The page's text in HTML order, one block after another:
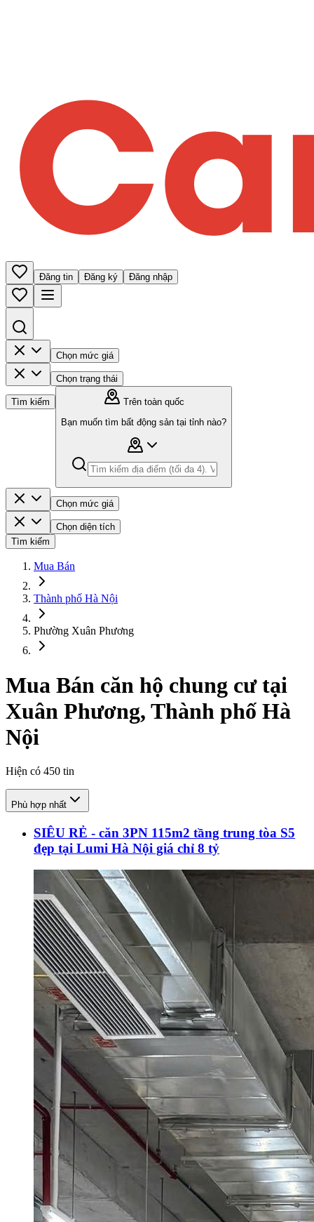
Đăng tin Đăng ký Đăng nhập
Chọn mức giá
Chọn trạng thái
Tìm kiếm
Trên toàn quốc
Bạn muốn tìm bất động sản tại tỉnh nào?
Chọn mức giá
Chọn diện tích
Tìm kiếm
Mua Bán
Thành phố Hà Nội
Phường Xuân Phương
Mua Bán căn hộ chung cư tại
Xuân Phương, Thành phố Hà
Nội
Hiện có 450 tin
Phù hợp nhất
SIÊU RẺ - căn 3PN 115m2 tầng trung tòa S5
đẹp tại Lumi Hà Nội giá chỉ 8 tỷ